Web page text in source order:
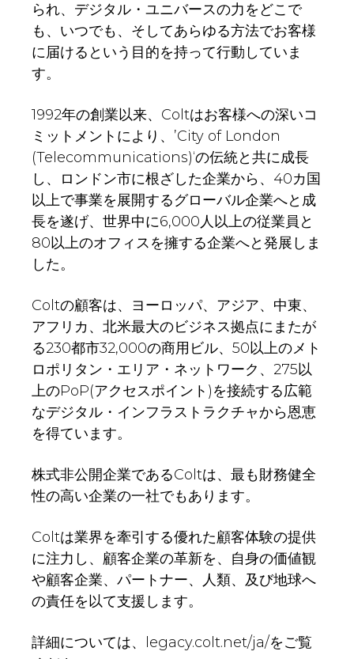
られ、デジタル・ユニバースの力をどこで
も、いつでも、そしてあらゆる方法でお客様
に届けるという目的を持って行動していま
す。
1992年の創業以来、Coltはお客様への深いコ
ミットメントにより、’City of London
(Telecommunications)‘の伝統と共に成長
し、ロンドン市に根ざした企業から、40カ国
以上で事業を展開するグローバル企業へと成
長を遂げ、世界中に6,000人以上の従業員と
80以上のオフィスを擁する企業へと発展しま
した。
Coltの顧客は、ヨーロッパ、アジア、中東、
アフリカ、北米最大のビジネス拠点にまたが
る230都市32,000の商用ビル、50以上のメト
ロポリタン・エリア・ネットワーク、275以
上のPoP(アクセスポイント)を接続する広範
なデジタル・インフラストラクチャから恩恵
を得ています。
株式非公開企業であるColtは、最も財務健全
性の高い企業の一社でもあります。
Coltは業界を牽引する優れた顧客体験の提供
に注力し、顧客企業の革新を、自身の価値観
や顧客企業、パートナー、人類、及び地球へ
の責任を以て支援します。
詳細については、legacy.colt.net/ja/をご覧